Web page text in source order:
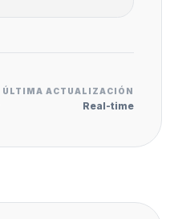
ÚLTIMA ACTUALIZACIÓN
Real-time